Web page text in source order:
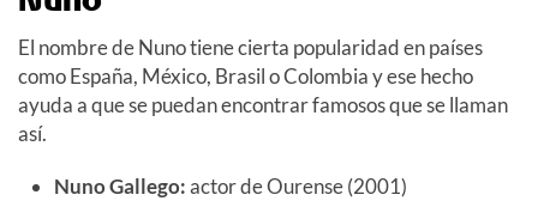
El nombre de Nuno tiene cierta popularidad en países
como España, México, Brasil o Colombia y ese hecho
ayuda a que se puedan encontrar famosos que se llaman
así.
Nuno Gallego:actor de Ourense (2001)